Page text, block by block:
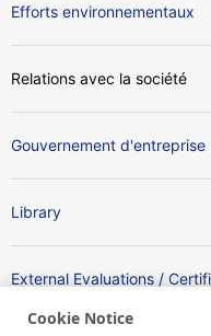
Efforts environnementaux
Relations avec la société
Gouvernement d'entreprise
Library
External Evaluations /
Cookie Notice